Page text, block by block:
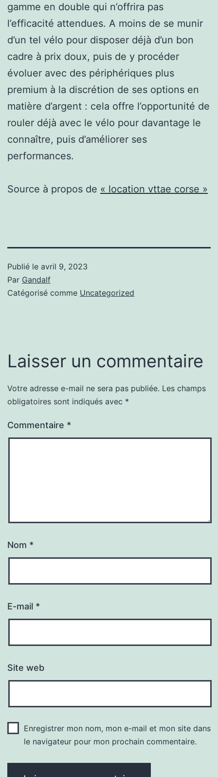
gamme en double qui n’offrira pas
l’efficacité attendues. A moins de se munir
d’un tel vélo pour disposer déjà d’un bon
cadre à prix doux, puis de y procéder
évoluer avec des périphériques plus
premium à la discrétion de ses options en
matière d’argent : cela offre l’opportunité de
rouler déjà avec le vélo pour davantage le
connaître, puis d’améliorer ses
performances.
Source à propos de « location vttae corse »
Publié le avril 9, 2023
Par Gandalf
Catégorisé comme Uncategorized
Laisser un commentaire
Votre adresse e-mail ne sera pas publiée. Les champs
obligatoires sont indiqués avec *
Commentaire *
Nom *
E-mail *
Site web
Enregistrer mon nom, mon e-mail et mon site dans
le navigateur pour mon prochain commentaire.